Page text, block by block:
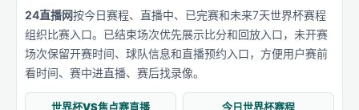
24直播网按今日赛程、直播中、已完赛和未来7天世界杯赛程
组织比赛入口。已结束场次优先展示比分和回放入口，未开赛
场次保留开赛时间、球队信息和直播预约入口，方便用户赛前
看时间、赛中进直播、赛后找录像。
世界杯VS焦点赛直播 今日世界杯赛程